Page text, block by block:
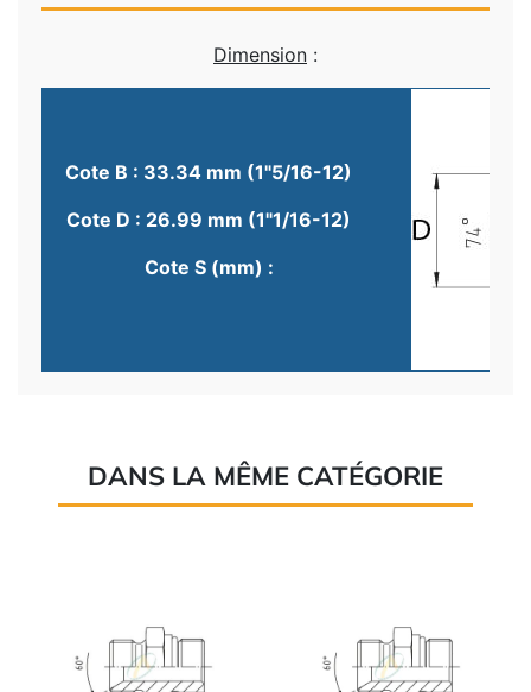
Dimension :
Cote B : 33.34 mm (1"5/16-12)
Cote D : 26.99 mm (1"1/16-12)
Cote S (mm) :
DANS LA MÊME CATÉGORIE